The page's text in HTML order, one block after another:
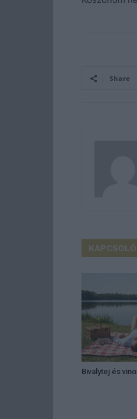
Share
Bivalytej és